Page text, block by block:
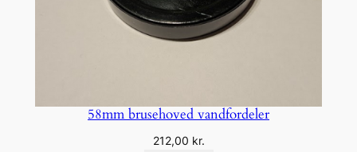
58mm brusehoved vandfordeler
212,00 kr.